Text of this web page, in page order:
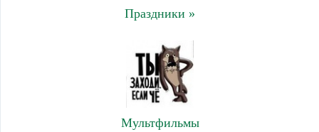
Праздники »
Мультфильмы